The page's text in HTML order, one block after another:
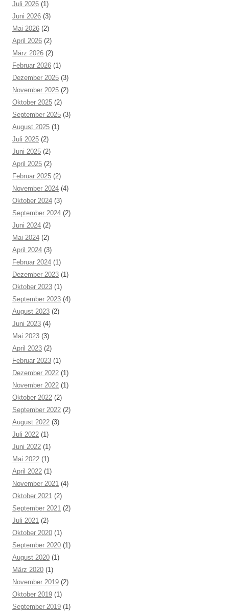
Juli 2026 (1)
Juni 2026 (3)
Mai 2026 (2)
April 2026 (2)
März 2026 (2)
Februar 2026 (1)
Dezember 2025 (3)
November 2025 (2)
Oktober 2025 (2)
September 2025 (3)
August 2025 (1)
Juli 2025 (2)
Juni 2025 (2)
April 2025 (2)
Februar 2025 (2)
November 2024 (4)
Oktober 2024 (3)
September 2024 (2)
Juni 2024 (2)
Mai 2024 (2)
April 2024 (3)
Februar 2024 (1)
Dezember 2023 (1)
Oktober 2023 (1)
September 2023 (4)
August 2023 (2)
Juni 2023 (4)
Mai 2023 (3)
April 2023 (2)
Februar 2023 (1)
Dezember 2022 (1)
November 2022 (1)
Oktober 2022 (2)
September 2022 (2)
August 2022 (3)
Juli 2022 (1)
Juni 2022 (1)
Mai 2022 (1)
April 2022 (1)
November 2021 (4)
Oktober 2021 (2)
September 2021 (2)
Juli 2021 (2)
Oktober 2020 (1)
September 2020 (1)
August 2020 (1)
März 2020 (1)
November 2019 (2)
Oktober 2019 (1)
September 2019 (1)